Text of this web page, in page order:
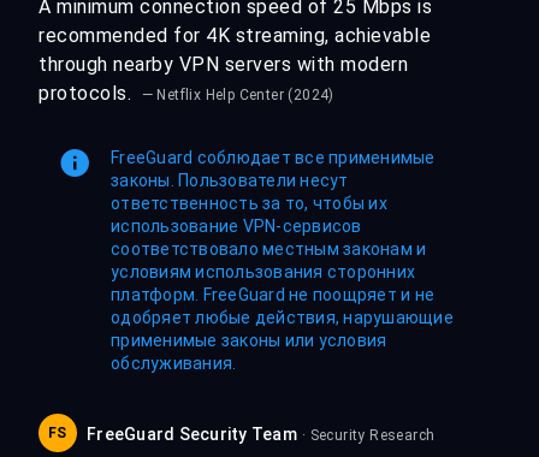
A minimum connection speed of 25 Mbps is
recommended for 4K streaming, achievable
through nearby VPN servers with modern
protocols.
— Netflix Help Center (2024)
FreeGuard соблюдает все применимые
законы. Пользователи несут
ответственность за то, чтобы их
использование VPN-сервисов
соответствовало местным законам и
условиям использования сторонних
платформ. FreeGuard не поощряет и не
одобряет любые действия, нарушающие
применимые законы или условия
обслуживания.
FS FreeGuard Security Team · Security Research